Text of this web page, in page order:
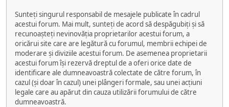
Sunteți singurul responsabil de mesajele publicate în cadrul
acestui forum. Mai mult, sunteți de acord să despăgubiți și să
recunoașteți nevinovăția proprietarilor acestui forum, a
oricărui site care are legătură cu forumul, membrii echipei de
moderare și diviziile acestui forum. De asemenea proprietarii
acestui forum își rezervă dreptul de a oferi orice date de
identificare ale dumneavoastră colectate de către forum, în
cazul (și doar în cazul) unei plângeri formale, sau unei acțiuni
legale care au apărut din cauza utilizării forumului de către
dumneavoastră.